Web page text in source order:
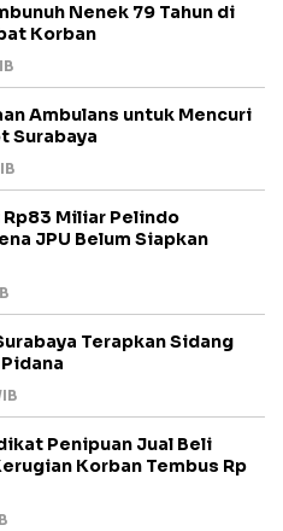
Nenek 79 Tahun di
Korban
Ambulans untuk Mencuri
Surabaya
Miliar Pelindo
JPU Belum Siapkan
Terapkan Sidang
Penipuan Jual Beli
Korban Tembus Rp